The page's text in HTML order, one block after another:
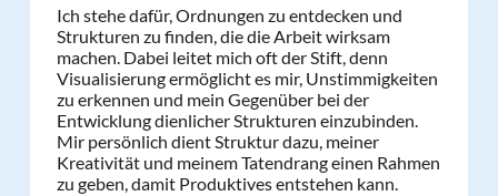
Ich stehe dafür, Ordnungen zu entdecken und
Strukturen zu finden, die die Arbeit wirksam
machen. Dabei leitet mich oft der Stift, denn
Visualisierung ermöglicht es mir, Unstimmigkeiten
zu erkennen und mein Gegenüber bei der
Entwicklung dienlicher Strukturen einzubinden.
Mir persönlich dient Struktur dazu, meiner
Kreativität und meinem Tatendrang einen Rahmen
zu geben, damit Produktives entstehen kann.